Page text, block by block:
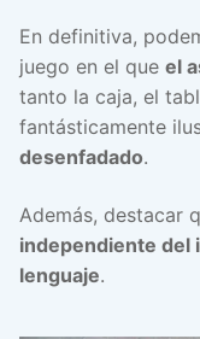
En definitiva,
juego en el que el
tanto la caja, el
fantásticamente
desenfadado.
Además, destacar
independiente del
lenguaje.